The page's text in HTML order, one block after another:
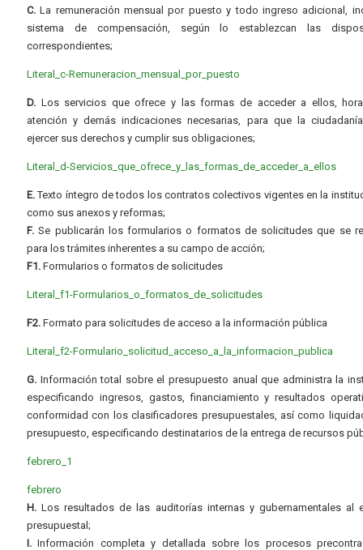
C. La remuneración mensual por puesto y todo ingreso adicional,
sistema de compensación, según lo establezcan las
correspondientes;
Literal_c-Remuneracion_mensual_por_puesto
D. Los servicios que ofrece y las formas de acceder a ellos,
atención y demás indicaciones necesarias, para que la
ejercer sus derechos y cumplir sus obligaciones;
Literal_d-Servicios_que_ofrece_y_las_formas_de_acceder_a_ellos
E.Texto íntegro de todos los contratos colectivos vigentes en la
como sus anexos y reformas;
F. Se publicarán los formularios o formatos de solicitudes que se
para los trámites inherentes a su campo de acción;
F1. Formularios o formatos de solicitudes
Literal_f1-Formularios_o_formatos_de_solicitudes
F2. Formato para solicitudes de acceso a la información pública
Literal_f2-Formulario_solicitud_acceso_a_la_informacion_publica
G. Información total sobre el presupuesto anual que administra la
especificando ingresos, gastos, financiamiento y resultados
conformidad con los clasificadores presupuestales, así como
presupuesto, especificando destinatarios de la entrega de recursos
febrero_1
febrero
H. Los resultados de las auditorías internas y gubernamentales al
presupuestal;
I. Información completa y detallada sobre los procesos